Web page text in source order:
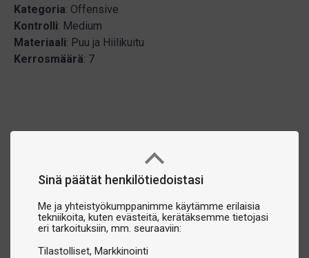
Sinä päätät henkilötiedoistasi
Me ja yhteistyökumppanimme käytämme erilaisia
tekniikoita, kuten evästeitä, kerätäksemme tietojasi
eri tarkoituksiin, mm. seuraaviin:
Tilastolliset Markkinointi
Kategoria: Offensive
Kontrolli: Medium
Materiaali: Puu ja Hiilikuitu
Kerrosmäärä: 7